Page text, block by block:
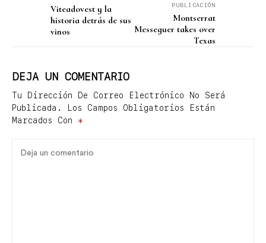
Viteadovest y la
historia detrás de sus
vinos
PUBLICACIÓN
Montserrat
Messeguer takes over
Texas
DEJA UN COMENTARIO
Tu Dirección De Correo Electrónico No Será
Publicada.
Los Campos Obligatorios Están
Marcados Con *